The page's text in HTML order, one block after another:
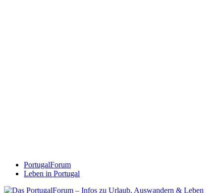
PortugalForum
Leben in Portugal